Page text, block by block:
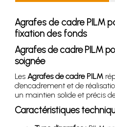
Agrafes de cadre PILM
fixation des fonds
Agrafes de cadre PILM
soignée
Les Agrafes de cadre PILM
d’encadrement et de
un maintien solide et précis
Caractéristiques